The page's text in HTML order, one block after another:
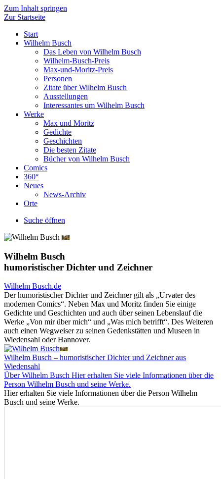
Zum Inhalt springen
Zur Startseite
Start
Wilhelm Busch
Das Leben von Wilhelm Busch
Wilhelm-Busch-Preis
Max-und-Moritz-Preis
Personen
Zitate über Wilhelm Busch
Ausstellungen
Interessantes um Wilhelm Busch
Werke
Max und Moritz
Gedichte
Geschichten
Die besten Zitate
Bücher von Wilhelm Busch
Comics
360°
Neues
News-Archiv
Orte
Suche öffnen
Wilhelm Busch
humoristischer Dichter und Zeichner
Wilhelm Busch.de
Der humoristischer Dichter und Zeichner gilt als „Urvater des
modernen Comics“. Neben Max und Moritz finden Sie einige
Gedichte und Geschichten und auch über seinen Lebenslauf die
Werke „Von mir über mich“ und „Was mich betrifft“. Des Weiteren
auch einen Wegweiser zu seinen Gedenkstätten und Museen in
Wiedensahl oder Hannover.
Wilhelm Busch – humoristischer Dichter und Zeichner aus
Wiedensahl
Über Wilhelm Busch Hier erhalten Sie viele Informationen über die
Person Wilhelm Busch und seine Werke.
Hier erhalten Sie viele Informationen über die Person Wilhelm
Busch und seine Werke.